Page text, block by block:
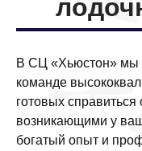
В СЦ «Хьюстон» мы
команде
готовых
возникающими у
богатый опыт и